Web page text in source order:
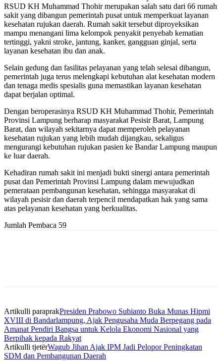
RSUD KH Muhammad Thohir merupakan salah satu dari 66 rumah
sakit yang dibangun pemerintah pusat untuk memperkuat layanan
kesehatan rujukan daerah. Rumah sakit tersebut diproyeksikan
mampu menangani lima kelompok penyakit penyebab kematian
tertinggi, yakni stroke, jantung, kanker, gangguan ginjal, serta
layanan kesehatan ibu dan anak.
Selain gedung dan fasilitas pelayanan yang telah selesai dibangun,
pemerintah juga terus melengkapi kebutuhan alat kesehatan modern
dan tenaga medis spesialis guna memastikan layanan kesehatan
dapat berjalan optimal.
Dengan beroperasinya RSUD KH Muhammad Thohir, Pemerintah
Provinsi Lampung berharap masyarakat Pesisir Barat, Lampung
Barat, dan wilayah sekitarnya dapat memperoleh pelayanan
kesehatan rujukan yang lebih mudah dijangkau, sekaligus
mengurangi kebutuhan rujukan pasien ke Bandar Lampung maupun
ke luar daerah.
Kehadiran rumah sakit ini menjadi bukti sinergi antara pemerintah
pusat dan Pemerintah Provinsi Lampung dalam mewujudkan
pemerataan pembangunan kesehatan, sehingga masyarakat di
wilayah pesisir dan daerah terpencil mendapatkan hak yang sama
atas pelayanan kesehatan yang berkualitas.
Jumlah Pembaca 59
Artikulli paraprakPresiden Prabowo Subianto Buka Munas Hipmi
XVIII di Bandarlampung, Ajak Pengusaha Muda Berpegang pada
Amanat Pendiri Bangsa untuk Kelola Ekonomi Nasional yang
Berpihak kepada Rakyat
Artikulli tjetërWagub Jihan Ajak IPM Jadi Pelopor Peningkatan
SDM dan Pembangunan Daerah